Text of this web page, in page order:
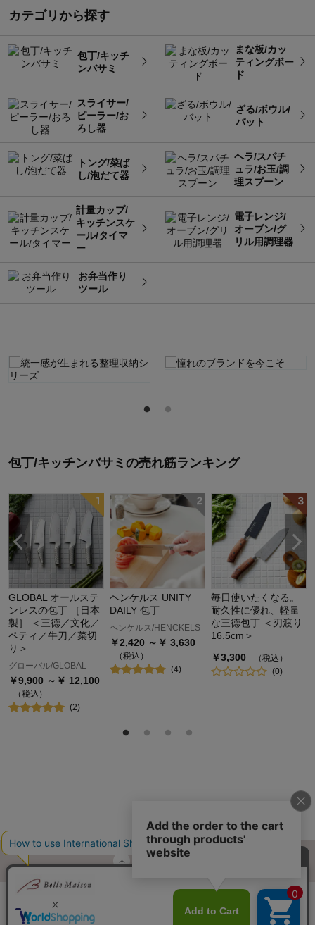
カテゴリから探す
包丁/キッチ
ンバサミ
まな板/カッ
ティングボー
ド
スライサー/
ピーラー/お
ろし器
ざる/ボウル/
バット
トング/菜ば
し/泡だて器
ヘラ/スパチ
ュラ/お玉/調
理スプーン
計量カップ/
キッチンスケ
ール/タイマ
ー
電子レンジ/
オーブン/グ
リル用調理器
お弁当作り
ツール
包丁/キッチンバサミ の売れ筋ランキング
GLOBAL オールステ
ンレスの包丁 ［日本
製］ ＜三徳／文化／
ペティ／牛刀／菜切
り＞
グローバル/GLOBAL
￥9,900 ～￥ 12,100
（税込）
(2)
ヘンケルス UNITY
DAILY 包丁
ヘンケルス/HENCKELS
￥2,420 ～￥ 3,630
（税込）
(4)
毎日使いたくなる。
耐久性に優れ、軽量
な三徳包丁 ＜刃渡り
16.5cm＞
￥3,300
（税込）
(0)
ご利用ガイド・お知らせ